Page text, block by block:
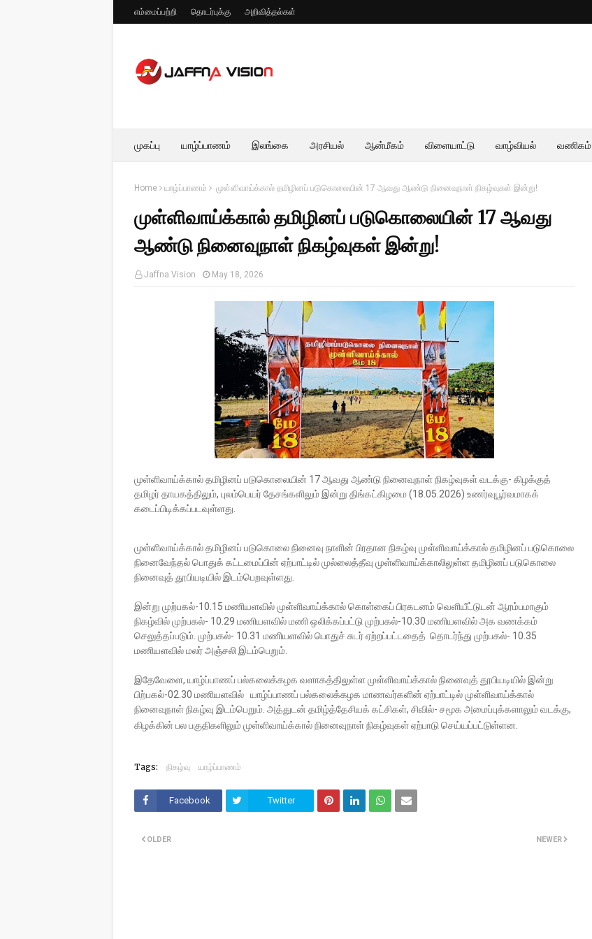
எம்மைப்பற்றி தொடர்புக்கு அறிவித்தல்கள்
முகப்பு யாழ்ப்பாணம் இலங்கை அரசியல் ஆன்மீகம் விளையாட்டு வாழ்வியல் வணிகம்
Home யாழ்ப்பாணம் முள்ளிவாய்க்கால் தமிழினப் படுகொலையின் 17 ஆவது ஆண்டு நினைவுநாள் நிகழ்வுகள் இன்று!
முள்ளிவாய்க்கால் தமிழினப் படுகொலையின் 17 ஆவது
ஆண்டு நினைவுநாள் நிகழ்வுகள் இன்று!
Jaffna Vision May 18, 2026
முள்ளிவாய்க்கால் தமிழினப் படுகொலையின் 17 ஆவது ஆண்டு நினைவுநாள் நிகழ்வுகள் வடக்கு- கிழக்குத்
தமிழர் தாயகத்திலும், புலம்பெயர் தேசங்களிலும் இன்று திங்கட்கிழமை (18.05.2026) உணர்வுபூர்வமாகக்
கடைப்பிடிக்கப்படவுள்ளது.
முள்ளிவாய்க்கால் தமிழினப் படுகொலை நினைவு நாளின் பிரதான நிகழ்வு முள்ளிவாய்க்கால் தமிழினப் படுகொலை
நினைவேந்தல் பொதுக் கட்டமைப்பின் ஏற்பாட்டில் முல்லைத்தீவு முள்ளிவாய்க்காலிலுள்ள தமிழினப் படுகொலை
நினைவுத் தூபியடியில் இடம்பெறவுள்ளது.
இன்று முற்பகல்-10.15 மணியளவில் முள்ளிவாய்க்கால் கொள்கைப் பிரகடனம் வெளியீட்டுடன் ஆரம்பமாகும்
நிகழ்வில் முற்பகல்- 10.29 மணியளவில் மணி ஒலிக்கப்பட்டு முற்பகல்-10.30 மணியளவில் அக வணக்கம்
செலுத்தப்படும். முற்பகல்- 10.31 மணியளவில் பொதுச் சுடர் ஏற்றப்பட்டதைத் தொடர்ந்து முற்பகல்- 10.35
மணியளவில் மலர் அஞ்சலி இடம்பெறும்.
இதேவேளை, யாழ்ப்பாணப் பல்கலைக்கழக வளாகத்திலுள்ள முள்ளிவாய்க்கால் நினைவுத் தூபியடியில் இன்று
பிற்பகல்-02.30 மணியளவில் யாழ்ப்பாணப் பல்கலைக்கழக மாணவர்களின் ஏற்பாட்டில் முள்ளிவாய்க்கால்
நினைவுநாள் நிகழ்வு இடம்பெறும். அத்துடன் தமிழ்த்தேசியக் கட்சிகள், சிவில்- சமூக அமைப்புக்களாலும் வடக்கு,
கிழக்கின் பல பகுதிகளிலும் முள்ளிவாய்க்கால் நினைவுநாள் நிகழ்வுகள் ஏற்பாடு செய்யப்பட்டுள்ளன.
Tags: நிகழ்வு யாழ்ப்பாணம்
Facebook Twitter
NEWER
OLDER